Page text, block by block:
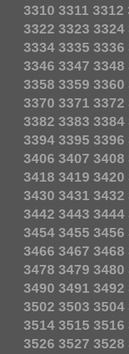
3310 3311 3312
3322 3323 3324
3334 3335 3336
3346 3347 3348
3358 3359 3360
3370 3371 3372
3382 3383 3384
3394 3395 3396
3406 3407 3408
3418 3419 3420
3430 3431 3432
3442 3443 3444
3454 3455 3456
3466 3467 3468
3478 3479 3480
3490 3491 3492
3502 3503 3504
3514 3515 3516
3526 3527 3528